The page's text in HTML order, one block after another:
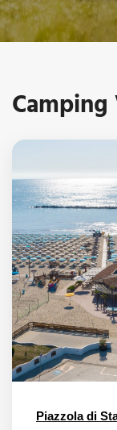
Piazzola di